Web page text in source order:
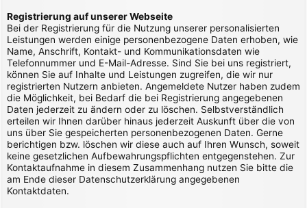
Registrierung auf unserer Webseite
Bei der Registrierung für die Nutzung unserer personalisierten
Leistungen werden einige personenbezogene Daten erhoben, wie
Name, Anschrift, Kontakt- und Kommunikationsdaten wie
Telefonnummer und E-Mail-Adresse. Sind Sie bei uns registriert,
können Sie auf Inhalte und Leistungen zugreifen, die wir nur
registrierten Nutzern anbieten. Angemeldete Nutzer haben zudem
die Möglichkeit, bei Bedarf die bei Registrierung angegebenen
Daten jederzeit zu ändern oder zu löschen. Selbstverständlich
erteilen wir Ihnen darüber hinaus jederzeit Auskunft über die von
uns über Sie gespeicherten personenbezogenen Daten. Gerne
berichtigen bzw. löschen wir diese auch auf Ihren Wunsch, soweit
keine gesetzlichen Aufbewahrungspflichten entgegenstehen. Zur
Kontaktaufnahme in diesem Zusammenhang nutzen Sie bitte die
am Ende dieser Datenschutzerklärung angegebenen
Kontaktdaten.